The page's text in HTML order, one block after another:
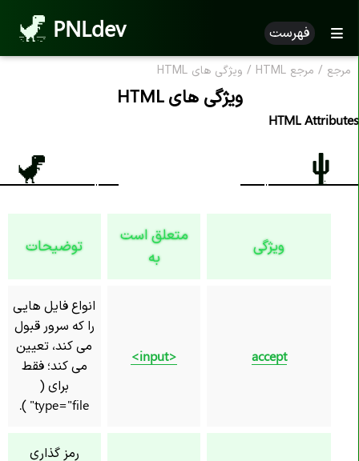
PNLdev فهرست
مرجع / مرجع HTML / ویژگی های HTML
ویژگی های HTML
HTML Attributes
ویژگی
متعلق است
به
توضیحات
accept
<input>
انواع فایل هایی
را که سرور قبول
می کند، تعیین
می کند؛ فقط
برای (
type="file" ).
رمز گذاری